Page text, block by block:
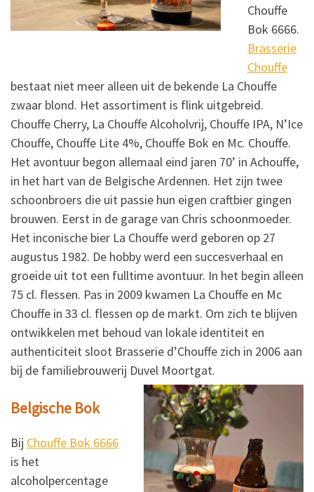
Chouffe
Bok 6666.
Brasserie
Chouffe
bestaat niet meer alleen uit de bekende La Chouffe
zwaar blond. Het assortiment is flink uitgebreid.
Chouffe Cherry, La Chouffe Alcoholvrij, Chouffe IPA, N’Ice
Chouffe, Chouffe Lite 4%, Chouffe Bok en Mc. Chouffe.
Het avontuur begon allemaal eind jaren 70’ in Achouffe,
in het hart van de Belgische Ardennen. Het zijn twee
schoonbroers die uit passie hun eigen craftbier gingen
brouwen. Eerst in de garage van Chris schoonmoeder.
Het inconische bier La Chouffe werd geboren op 27
augustus 1982. De hobby werd een succesverhaal en
groeide uit tot een fulltime avontuur. In het begin alleen
75 cl. flessen. Pas in 2009 kwamen La Chouffe en Mc
Chouffe in 33 cl. flessen op de markt. Om zich te blijven
ontwikkelen met behoud van lokale identiteit en
authenticiteit sloot Brasserie d’Chouffe zich in 2006 aan
bij de familiebrouwerij Duvel Moortgat.
Belgische Bok
Bij Chouffe Bok 6666
is het
alcoholpercentage